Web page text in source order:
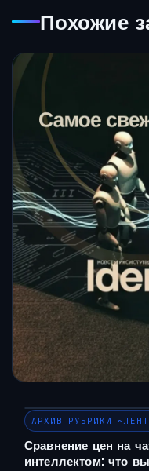
Похожие
АРХИВ РУБРИКИ
Сравнение цен на
интеллектом: что